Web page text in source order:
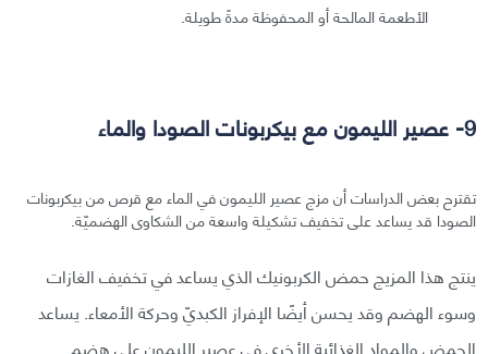
الأطعمة المالحة أو المحفوظة مدةً طويلة.
9- عصير الليمون مع بيكربونات الصودا والماء
تقترح بعض الدراسات أن مزج عصير الليمون في الماء مع قرص من بيكربونات
الصودا قد يساعد على تخفيف تشكيلة واسعة من الشكاوى الهضميّة.
ينتج هذا المزيج حمض الكربونيك الذي يساعد في تخفيف الغازات
وسوء الهضم وقد يحسن أيضًا الإفراز الكبديّ وحركة الأمعاء. يساعد
الحمض والمواد الغذائية الأخرى في عصير الليمون على هضم